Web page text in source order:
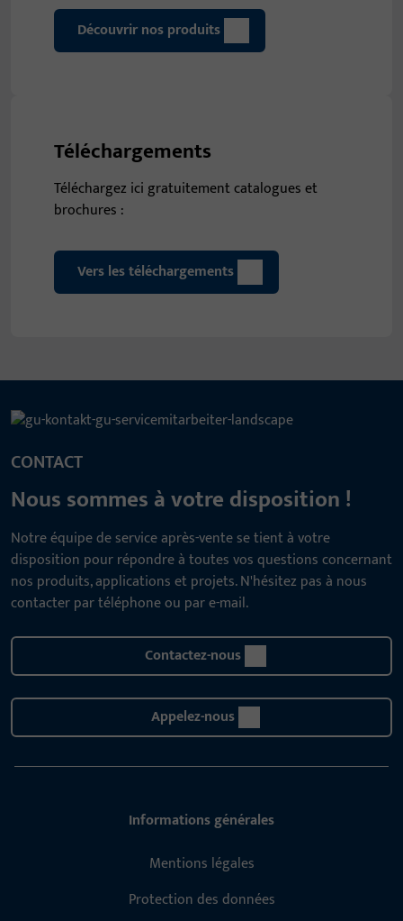
Découvrir nos produits
Téléchargements
Téléchargez ici gratuitement catalogues et
brochures :
Vers les téléchargements
CONTACT
Nous sommes à votre disposition !
Notre équipe de service après-vente se tient à votre
disposition pour répondre à toutes vos questions concernant
nos produits, applications et projets. N'hésitez pas à nous
contacter par téléphone ou par e-mail.
Contactez-nous
Appelez-nous
Informations générales
Mentions légales
Protection des données